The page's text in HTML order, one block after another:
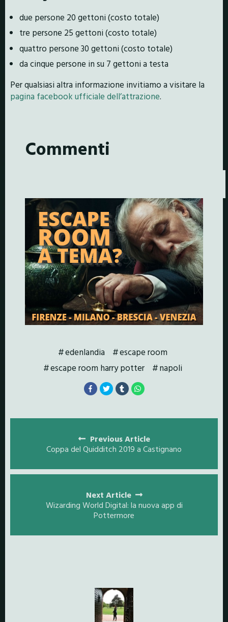
due persone 20 gettoni (costo totale)
tre persone 25 gettoni (costo totale)
quattro persone 30 gettoni (costo totale)
da cinque persone in su 7 gettoni a testa
Per qualsiasi altra informazione invitiamo a visitare la
pagina facebook ufficiale dell’attrazione.
Commenti
edenlandia
escape room
escape room harry potter
napoli
navigation
Previous Article
Coppa del Quidditch 2019 a Castignano
Next Article
Wizarding World Digital: la nuova app di
Pottermore